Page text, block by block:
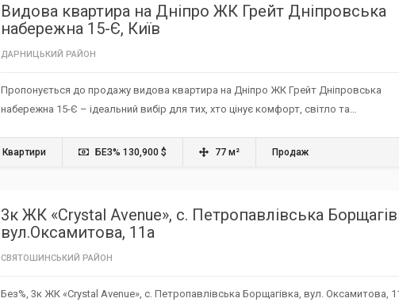
Видова квартира на Дніпро ЖК Грейт Дніпровська
набережна 15-Є, Київ
ДАРНИЦЬКИЙ РАЙОН
Пропонується до продажу видова квартира на Дніпро ЖК Грейт Дніпровська
набережна 15-Є – ідеальний вибір для тих, хто цінує комфорт, світло та…
Квартири БЕЗ% 130,900 $ 77 м² Продаж
3к ЖК «Crystal Avenue», с. Петропавлівська
вул.Оксамитова, 11а
СВЯТОШИНСЬКИЙ РАЙОН‎
Без%, 3к ЖК «Crystal Avenue», с. Петропавлівська Борщагівка, вул. Оксамитова,